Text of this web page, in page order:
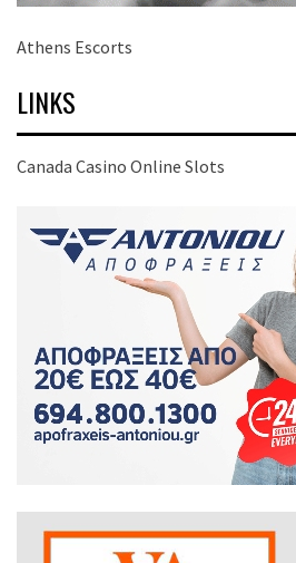
Athens Escorts
LINKS
Canada Casino Online Slots